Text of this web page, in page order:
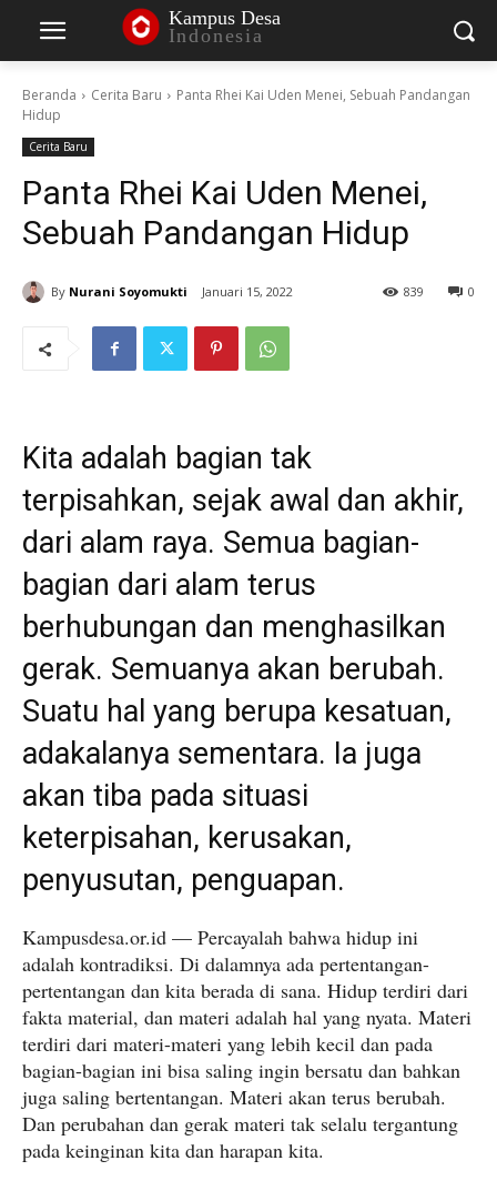
Kampus Desa
Indonesia
Beranda Cerita Baru
Panta Rhei Kai Uden Menei, Sebuah Pandangan
Hidup
Cerita Baru
Panta Rhei Kai Uden Menei,
Sebuah Pandangan Hidup
By Nurani Soyomukti Januari 15, 2022 0
839
Kita adalah bagian tak
terpisahkan, sejak awal dan akhir,
dari alam raya. Semua bagian-
bagian dari alam terus
berhubungan dan menghasilkan
gerak. Semuanya akan berubah.
Suatu hal yang berupa kesatuan,
adakalanya sementara. Ia juga
akan tiba pada situasi
keterpisahan, kerusakan,
penyusutan, penguapan.
Kampusdesa.or.id — Percayalah bahwa hidup ini
adalah kontradiksi. Di dalamnya ada pertentangan-
pertentangan dan kita berada di sana. Hidup terdiri dari
fakta material, dan materi adalah hal yang nyata. Materi
terdiri dari materi-materi yang lebih kecil dan pada
bagian-bagian ini bisa saling ingin bersatu dan bahkan
juga saling bertentangan. Materi akan terus berubah.
Dan perubahan dan gerak materi tak selalu tergantung
pada keinginan kita dan harapan kita.